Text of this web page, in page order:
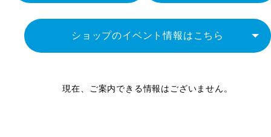
ショップのイベント情報はこちら
現在、ご案内できる情報はございません。